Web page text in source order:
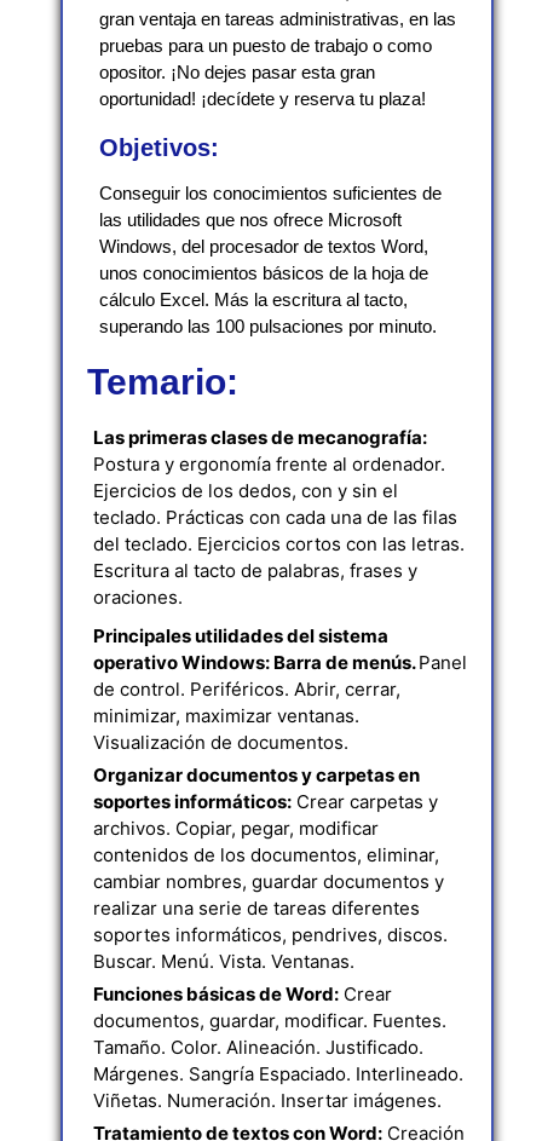
gran ventaja en tareas administrativas, en las
pruebas para un puesto de trabajo o como
opositor. ¡No dejes pasar esta gran
oportunidad! ¡decídete y reserva tu plaza!
Objetivos:
Conseguir los conocimientos suficientes de
las utilidades que nos ofrece Microsoft
Windows, del procesador de textos Word,
unos conocimientos básicos de la hoja de
cálculo Excel. Más la escritura al tacto,
superando las 100 pulsaciones por minuto.
Temario:
Las primeras clases de mecanografía:
Postura y ergonomía frente al ordenador.
Ejercicios de los dedos, con y sin el
teclado. Prácticas con cada una de las filas
del teclado. Ejercicios cortos con las letras.
Escritura al tacto de palabras, frases y
oraciones.
Principales utilidades del sistema
operativo Windows: Barra de menús.Panel
de control. Periféricos. Abrir, cerrar,
minimizar, maximizar ventanas.
Visualización de documentos.
Organizar documentos y carpetas en
soportes informáticos: Crear carpetas y
archivos. Copiar, pegar, modificar
contenidos de los documentos, eliminar,
cambiar nombres, guardar documentos y
realizar una serie de tareas diferentes
soportes informáticos, pendrives, discos.
Buscar. Menú. Vista. Ventanas.
Funciones básicas de Word: Crear
documentos, guardar, modificar. Fuentes.
Tamaño. Color. Alineación. Justificado.
Márgenes. Sangría Espaciado. Interlineado.
Viñetas. Numeración. Insertar imágenes.
Tratamiento de textos con Word: Creación